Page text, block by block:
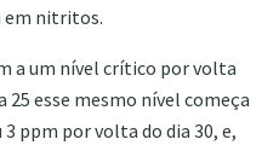
em nitritos.
a um nível crítico por volta
25 esse mesmo nível começa
ppm por volta do dia 30, e,